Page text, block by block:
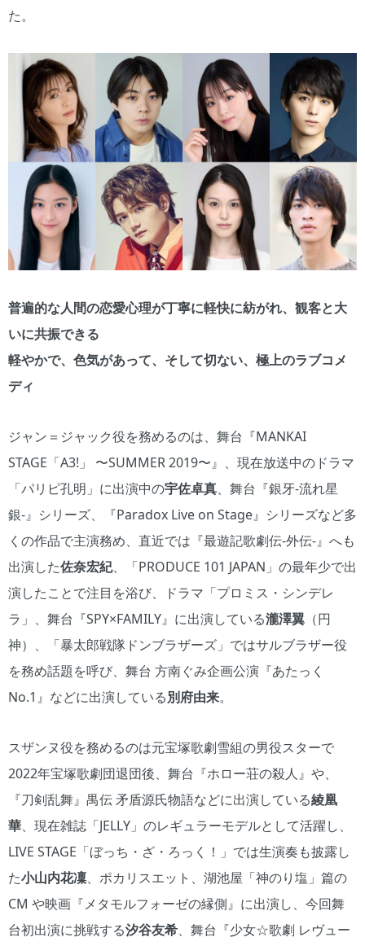
た。
普遍的な人間の恋愛心理が丁寧に軽快に紡がれ、観客と大
いに共振できる
軽やかで、色気があって、そして切ない、極上のラブコメ
ディ
ジャン＝ジャック役を務めるのは、舞台『MANKAI
STAGE「A3!」 〜SUMMER 2019〜』、現在放送中のドラマ
「パリピ孔明」に出演中の宇佐卓真、舞台『銀牙-流れ星
銀-』シリーズ、『Paradox Live on Stage』シリーズなど多
くの作品で主演務め、直近では『最遊記歌劇伝-外伝-』へも
出演した佐奈宏紀、「PRODUCE 101 JAPAN」の最年少で出
演したことで注目を浴び、ドラマ「プロミス・シンデレ
ラ」、舞台『SPY×FAMILY』に出演している瀧澤翼 （円
神）、「暴太郎戦隊ドンブラザーズ」ではサルブラザー役
を務め話題を呼び、舞台 方南ぐみ企画公演『あたっく
No.1』などに出演している別府由来。
スザンヌ役を務めるのは元宝塚歌劇雪組の男役スターで
2022年宝塚歌劇団退団後、舞台『ホロー荘の殺人』や、
『刀剣乱舞』禺伝 矛盾源氏物語などに出演している綾凰
華、現在雑誌「JELLY」のレギュラーモデルとして活躍し、
LIVE STAGE「ぼっち・ざ・ろっく！」では生演奏も披露し
た小山内花凜、ポカリスエット、湖池屋「神のり塩」篇の
CM や映画『メタモルフォーゼの縁側』に出演し、今回舞
台初出演に挑戦する汐谷友希、舞台『少女☆歌劇 レヴュー